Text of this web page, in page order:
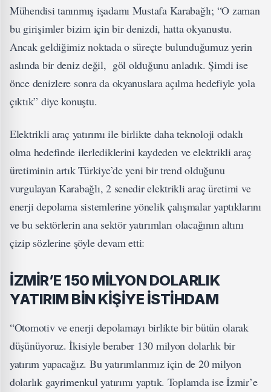
Mühendisi tanınmış işadamı Mustafa Karabağlı; “O zaman
bu girişimler bizim için bir denizdi, hatta okyanustu.
Ancak geldiğimiz noktada o süreçte bulunduğumuz yerin
aslında bir deniz değil, göl olduğunu anladık. Şimdi ise
önce denizlere sonra da okyanuslara açılma hedefiyle yola
çıktık” diye konuştu.
Elektrikli araç yatırımı ile birlikte daha teknoloji odaklı
olma hedefinde ilerlediklerini kaydeden ve elektrikli araç
üretiminin artık Türkiye’de yeni bir trend olduğunu
vurgulayan Karabağlı, 2 senedir elektrikli araç üretimi ve
enerji depolama sistemlerine yönelik çalışmalar yaptıklarını
ve bu sektörlerin ana sektör yatırımları olacağının altını
çizip sözlerine şöyle devam etti:
İZMİR’E 150 MİLYON DOLARLIK
YATIRIM BİN KİŞİYE İSTİHDAM
“Otomotiv ve enerji depolamayı birlikte bir bütün olarak
düşünüyoruz. İkisiyle beraber 130 milyon dolarlık bir
yatırım yapacağız. Bu yatırımlarımız için de 20 milyon
dolarlık gayrimenkul yatırımı yaptık. Toplamda ise İzmir’e